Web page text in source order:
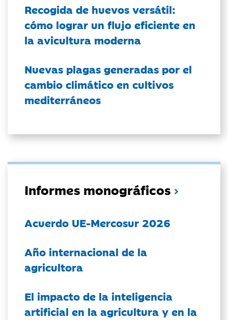
Recogida de huevos versátil:
cómo lograr un flujo eficiente en
la avicultura moderna
Nuevas plagas generadas por el
cambio climático en cultivos
mediterráneos
Informes monográficos
Acuerdo UE-Mercosur 2026
Año internacional de la
agricultora
El impacto de la inteligencia
artificial en la agricultura y en la